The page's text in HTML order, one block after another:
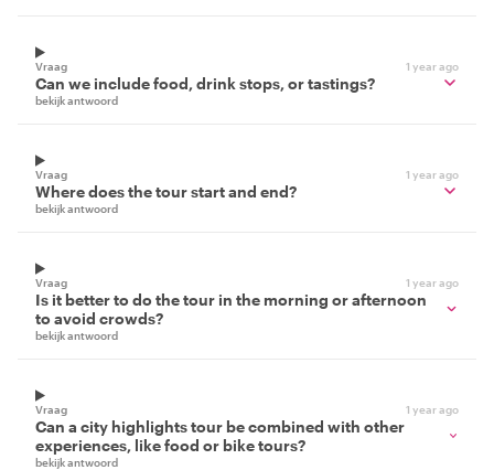
Vraag 1 year ago
Can we include food, drink stops, or tastings?
bekijk antwoord
Vraag 1 year ago
Where does the tour start and end?
bekijk antwoord
Vraag 1 year ago
Is it better to do the tour in the morning or afternoon
to avoid crowds?
bekijk antwoord
Vraag 1 year ago
Can a city highlights tour be combined with other
experiences, like food or bike tours?
bekijk antwoord